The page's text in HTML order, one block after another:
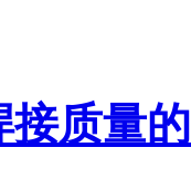
质量